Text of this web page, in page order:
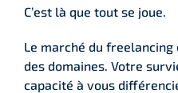
C’est là que tout se joue.
Le marché du
des domaines. Votre
capacité à vous